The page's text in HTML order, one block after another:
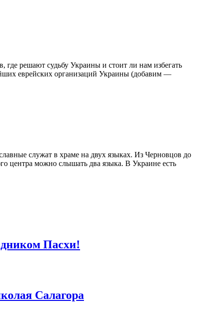
решают судьбу Украины и стоит ли нам избегать
еврейских организаций Украины (добавим —
служат в храме на двух языках. Из Черновцов до
центра можно слышать два языка. В Украине есть
Пасхи!
Салагора